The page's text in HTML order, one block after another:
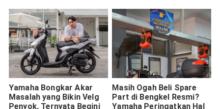
Yamaha Bongkar Akar
Masalah yang Bikin Velg
Penyok, Ternyata Begini
Masih Ogah Beli Spare
Part di Bengkel Resmi?
Yamaha Peringatkan Hal